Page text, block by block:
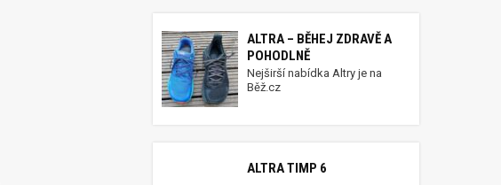
ALTRA – BĚHEJ ZDRAVĚ A
POHODLNĚ
Nejširší nabídka Altry je na
Běž.cz
ALTRA TIMP 6